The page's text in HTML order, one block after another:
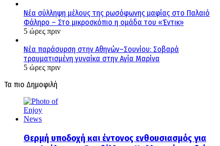
Νέα σύλληψη μέλους της ρωσόφωνης μαφίας στο Παλαιό
Φάληρο – Στο μικροσκόπιο η ομάδα του «Έντικ»
5 ώρες πριν
Νέα παράσυρση στην Αθηνών–Σουνίου: Σοβαρά
τραυματισμένη γυναίκα στην Αγία Μαρίνα
5 ώρες πριν
Τα πιο Δημοφιλή
Θερμή υποδοχή και έντονος ενθουσιασμός για